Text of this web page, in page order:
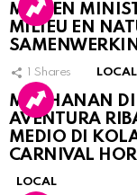
MDC EN
MILIEU EN
Shares LOCAL
MUCHANAN DI
AVENTURA
MEDIO DI
CARNIVAL
LOCAL